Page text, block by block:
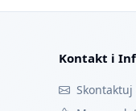
Kontakt i
Skontaktuj